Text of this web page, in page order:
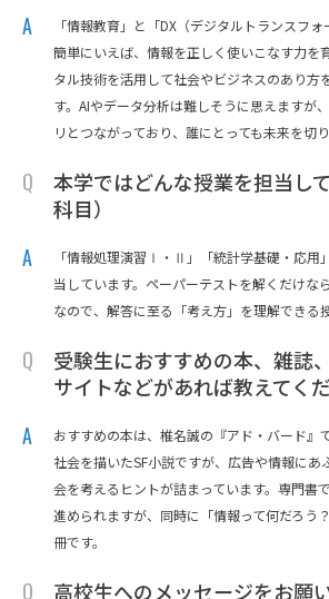
「情報教育」と「DX（デジタルトランスフォ
簡単にいえば、情報を正しく使いこなす力を
タル技術を活用して社会やビジネスのあり方
す。AIやデータ分析は難しそうに思えますが
リとつながっており、誰にとっても未来を切
本学ではどんな授業を担当し
科目）
「情報処理演習Ⅰ・Ⅱ」「統計学基礎・応用
当しています。ペーパーテストを解くだけな
なので、解答に至る「考え方」を理解できる
受験生におすすめの本、雑誌
サイトなどがあれば教えてく
おすすめの本は、椎名誠の『アド・バード』
社会を描いたSF小説ですが、広告や情報にあ
会を考えるヒントが詰まっています。専門書
進められますが、同時に「情報って何だろう
冊です。
高校生へのメッセージをお願